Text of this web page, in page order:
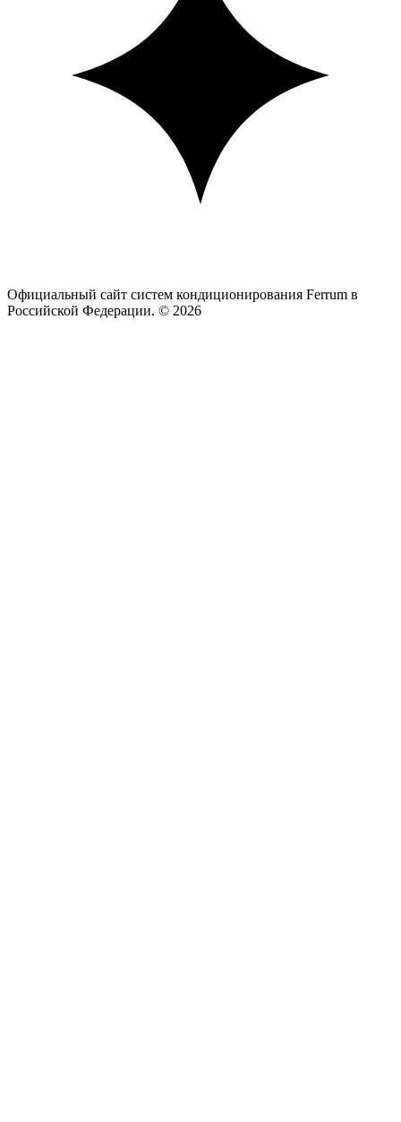
Официальный сайт систем кондиционирования Ferrum в
Российской Федерации. © 2026